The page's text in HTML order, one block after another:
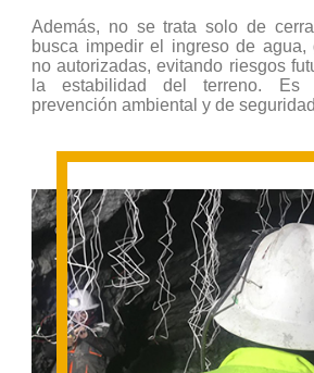
Además, no se trata solo de
busca impedir el ingreso de agua,
no autorizadas, evitando riesgos
la estabilidad del terreno. Es
prevención ambiental y de